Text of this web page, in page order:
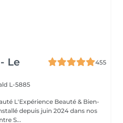
Le
455
L-5885
Bien-
depuis juin 2024 dans nos
S...